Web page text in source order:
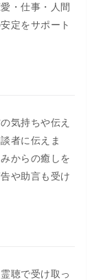
・仕事・人間
定をサポート
気持ちや伝え
者に伝えま
からの癒しを
や助言も受け
聴で受け取っ